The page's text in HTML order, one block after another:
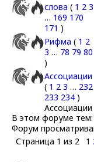
слова ( 1 2 3
… 169 170
171 )
Рифма ( 1 2
3 … 78 79 80
)
Ассоциации
( 1 2 3 … 232
233 234 )
Ассоциации
В этом форуме тем:
Форум
Страница 1 из 2 1